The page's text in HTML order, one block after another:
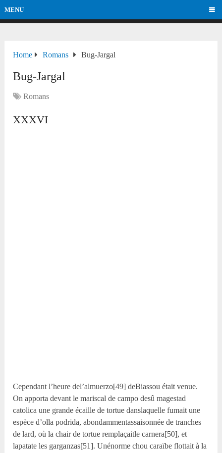
MENU
Home Romans Bug-Jargal
Bug-Jargal
Romans
XXXVI
Cependant l’heure del’almuerzo[49] deBiassou était venue.
On apporta devant le mariscal de campo desû magestad
catolica une grande écaille de tortue danslaquelle fumait une
espèce d’olla podrida, abondammentassaisonnée de tranches
de lard, où la chair de tortue remplaçaitle carnera[50], et
lapatate les garganzas[51]. Unénorme chou caraïbe flottait à la